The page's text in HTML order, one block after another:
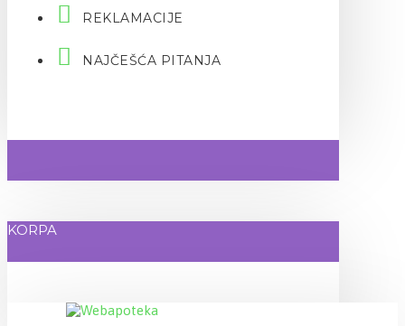
REKLAMACIJE
NAJČEŠĆA PITANJA
KORPA